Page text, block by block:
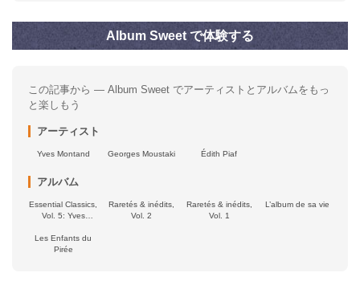
Album Sweet で体験する
この記事から — Album Sweet でアーティストとアルバムをもっ
と楽しもう
アーティスト
Yves Montand Georges Moustaki Édith Piaf
アルバム
Essential Classics,
Vol. 5: Yves
Raretés & inédits,
Vol. 2
Raretés & inédits,
Vol. 1
L’album de sa vie
Les Enfants du
Pirée